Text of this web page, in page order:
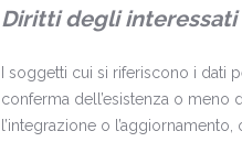
Diritti degli interessati
I soggetti cui si riferiscono i dati
conferma dell’esistenza o meno
l’integrazione o